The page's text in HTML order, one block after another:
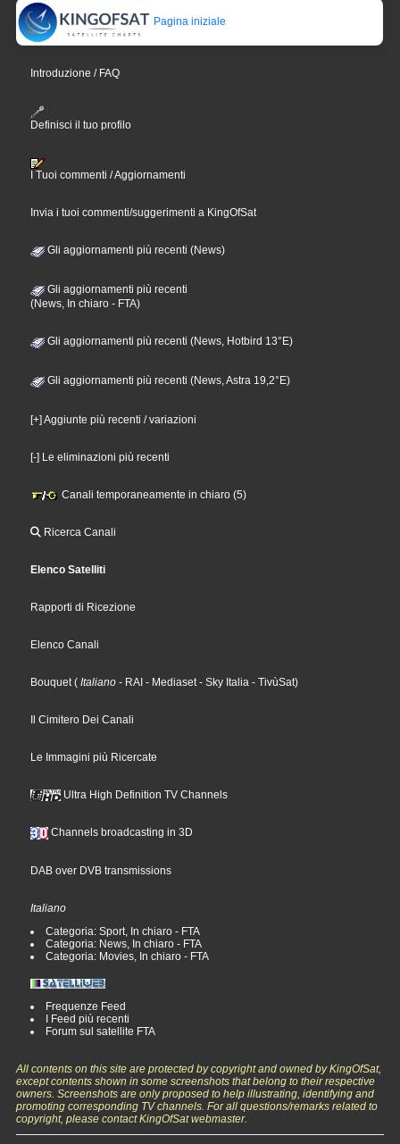
Pagina iniziale
Introduzione / FAQ
Definisci il tuo profilo
I Tuoi commenti / Aggiornamenti
Invia i tuoi commenti/suggerimenti a KingOfSat
Gli aggiornamenti più recenti (News)
Gli aggiornamenti più recenti
(News, In chiaro - FTA)
Gli aggiornamenti più recenti (News, Hotbird 13°E)
Gli aggiornamenti più recenti (News, Astra 19,2°E)
[+] Aggiunte più recenti / variazioni
[-] Le eliminazioni più recenti
Canali temporaneamente in chiaro (5)
Ricerca Canali
Elenco Satelliti
Rapporti di Ricezione
Elenco Canali
Bouquet ( Italiano - RAI - Mediaset - Sky Italia - TivùSat)
Il Cimitero Dei Canali
Le Immagini più Ricercate
Ultra High Definition TV Channels
Channels broadcasting in 3D
DAB over DVB transmissions
Italiano
Categoria: Sport, In chiaro - FTA
Categoria: News, In chiaro - FTA
Categoria: Movies, In chiaro - FTA
Frequenze Feed
I Feed più recenti
Forum sul satellite FTA
All contents on this site are protected by copyright and owned by KingOfSat,
except contents shown in some screenshots that belong to their respective
owners. Screenshots are only proposed to help illustrating, identifying and
promoting corresponding TV channels. For all questions/remarks related to
copyright, please contact KingOfSat webmaster.